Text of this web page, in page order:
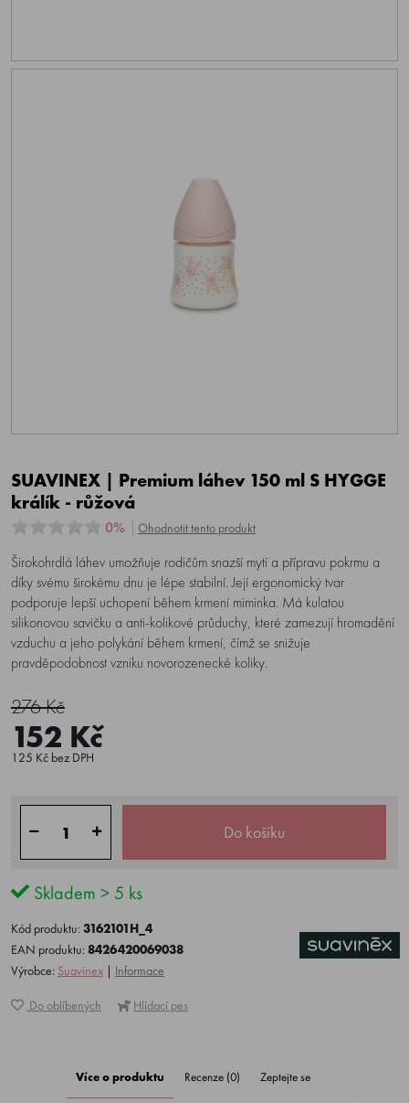
SUAVINEX | Premium láhev 150 ml S HYGGE
králík - růžová
0% Ohodnotit tento produkt
Širokohrdlá láhev umožňuje rodičům snazší mytí a přípravu pokrmu a
díky svému širokému dnu je lépe stabilní. Její ergonomický tvar
podporuje lepší uchopení během krmení miminka. Má kulatou
silikonovou savičku a anti-kolikové průduchy, které zamezují hromadění
vzduchu a jeho polykání během krmení, čímž se snižuje
pravděpodobnost vzniku novorozenecké koliky.
276 Kč
152 Kč
125 Kč bez DPH
Do košíku
Skladem > 5 ks
Kód produktu:3162101H_4
EAN produktu:8426420069038
Výrobce: Suavinex | Informace
Do oblíbených Hlídací pes
Více o produktu Recenze (0) Zeptejte se